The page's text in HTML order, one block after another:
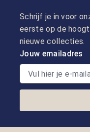
Schrijf je in voor
eerste op de
nieuwe collecties.
Jouw emailadres